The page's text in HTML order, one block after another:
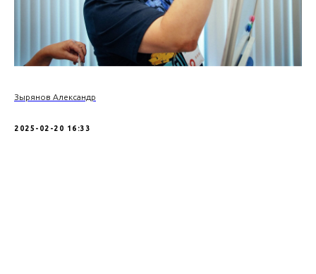
Зырянов Александр
2025-02-20 16:33